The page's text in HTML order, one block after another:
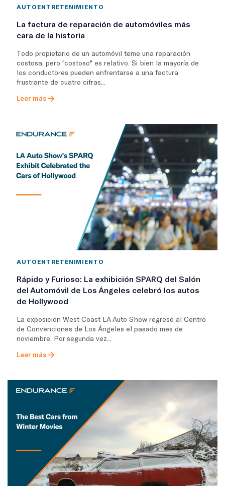
AUTOENTRETENIMIENTO
La factura de reparación de automóviles más
cara de la historia
Todo propietario de un automóvil teme una reparación
costosa, pero "costoso" es relativo. Si bien la mayoría de
los conductores pueden enfrentarse a una factura
frustrante de cuatro cifras...
Leer más
AUTOENTRETENIMIENTO
Rápido y Furioso: La exhibición SPARQ del Salón
del Automóvil de Los Ángeles celebró los autos
de Hollywood
La exposición West Coast LA Auto Show regresó al Centro
de Convenciones de Los Ángeles el pasado mes de
noviembre. Por segunda vez...
Leer más